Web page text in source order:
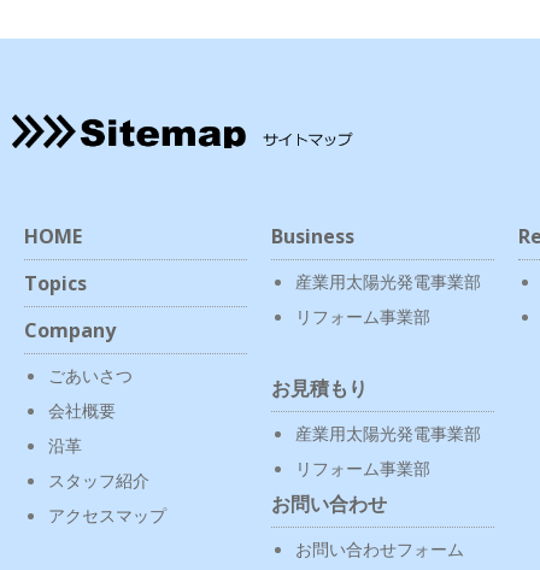
HOME
Topics
Company
ごあいさつ
会社概要
沿革
スタッフ紹介
アクセスマップ
Business
産業用太陽光発電事業部
リフォーム事業部
お見積もり
産業用太陽光発電事業部
リフォーム事業部
お問い合わせ
お問い合わせフォーム